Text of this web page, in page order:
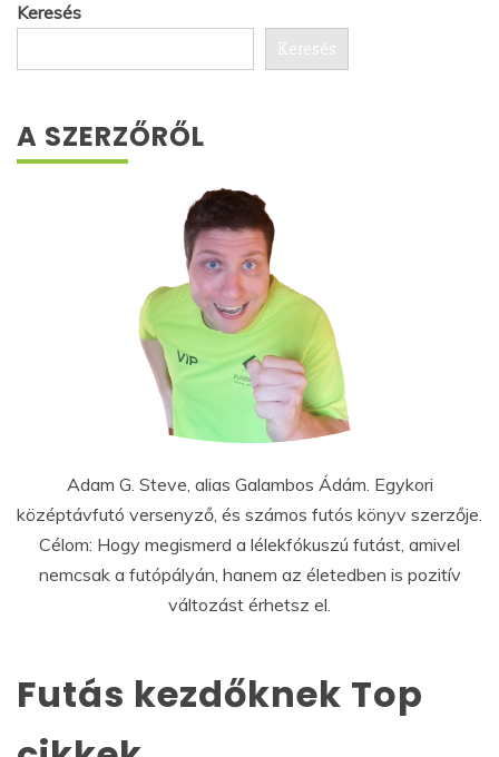
Keresés
Keresés
A SZERZŐRŐL
Adam G. Steve, alias Galambos Ádám. Egykori
középtávfutó versenyző, és számos futós könyv szerzője.
Célom: Hogy megismerd a lélekfókuszú futást, amivel
nemcsak a futópályán, hanem az életedben is pozitív
változást érhetsz el.
Futás kezdőknek Top